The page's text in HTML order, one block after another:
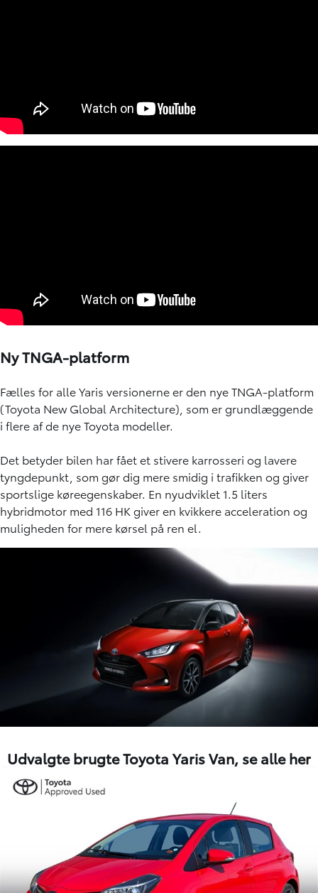
Ny TNGA-platform
Fælles for alle Yaris versionerne er den nye TNGA-platform
(Toyota New Global Architecture), som er grundlæggende
i flere af de nye Toyota modeller.
Det betyder bilen har fået et stivere karrosseri og lavere
tyngdepunkt, som gør dig mere smidig i trafikken og giver
sportslige køreegenskaber. En nyudviklet 1.5 liters
hybridmotor med 116 HK giver en kvikkere acceleration og
muligheden for mere kørsel på ren el.
Udvalgte brugte Toyota Yaris Van, se alle her